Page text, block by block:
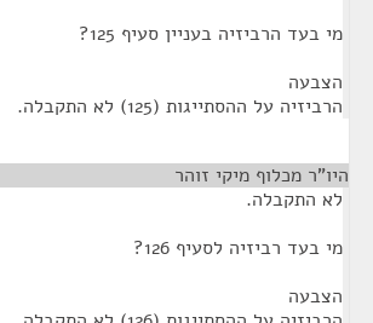
מי בעד הרביזיה בעניין סעיף 125?
הצבעה
הרביזיה על ההסתייגות (125) לא התקבלה.
היו"ר מכלוף מיקי זוהר
לא התקבלה.
מי בעד רביזיה לסעיף 126?
הצבעה